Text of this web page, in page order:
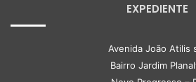
EXPEDIENTE
Avenida João Atilis
Bairro Jardim